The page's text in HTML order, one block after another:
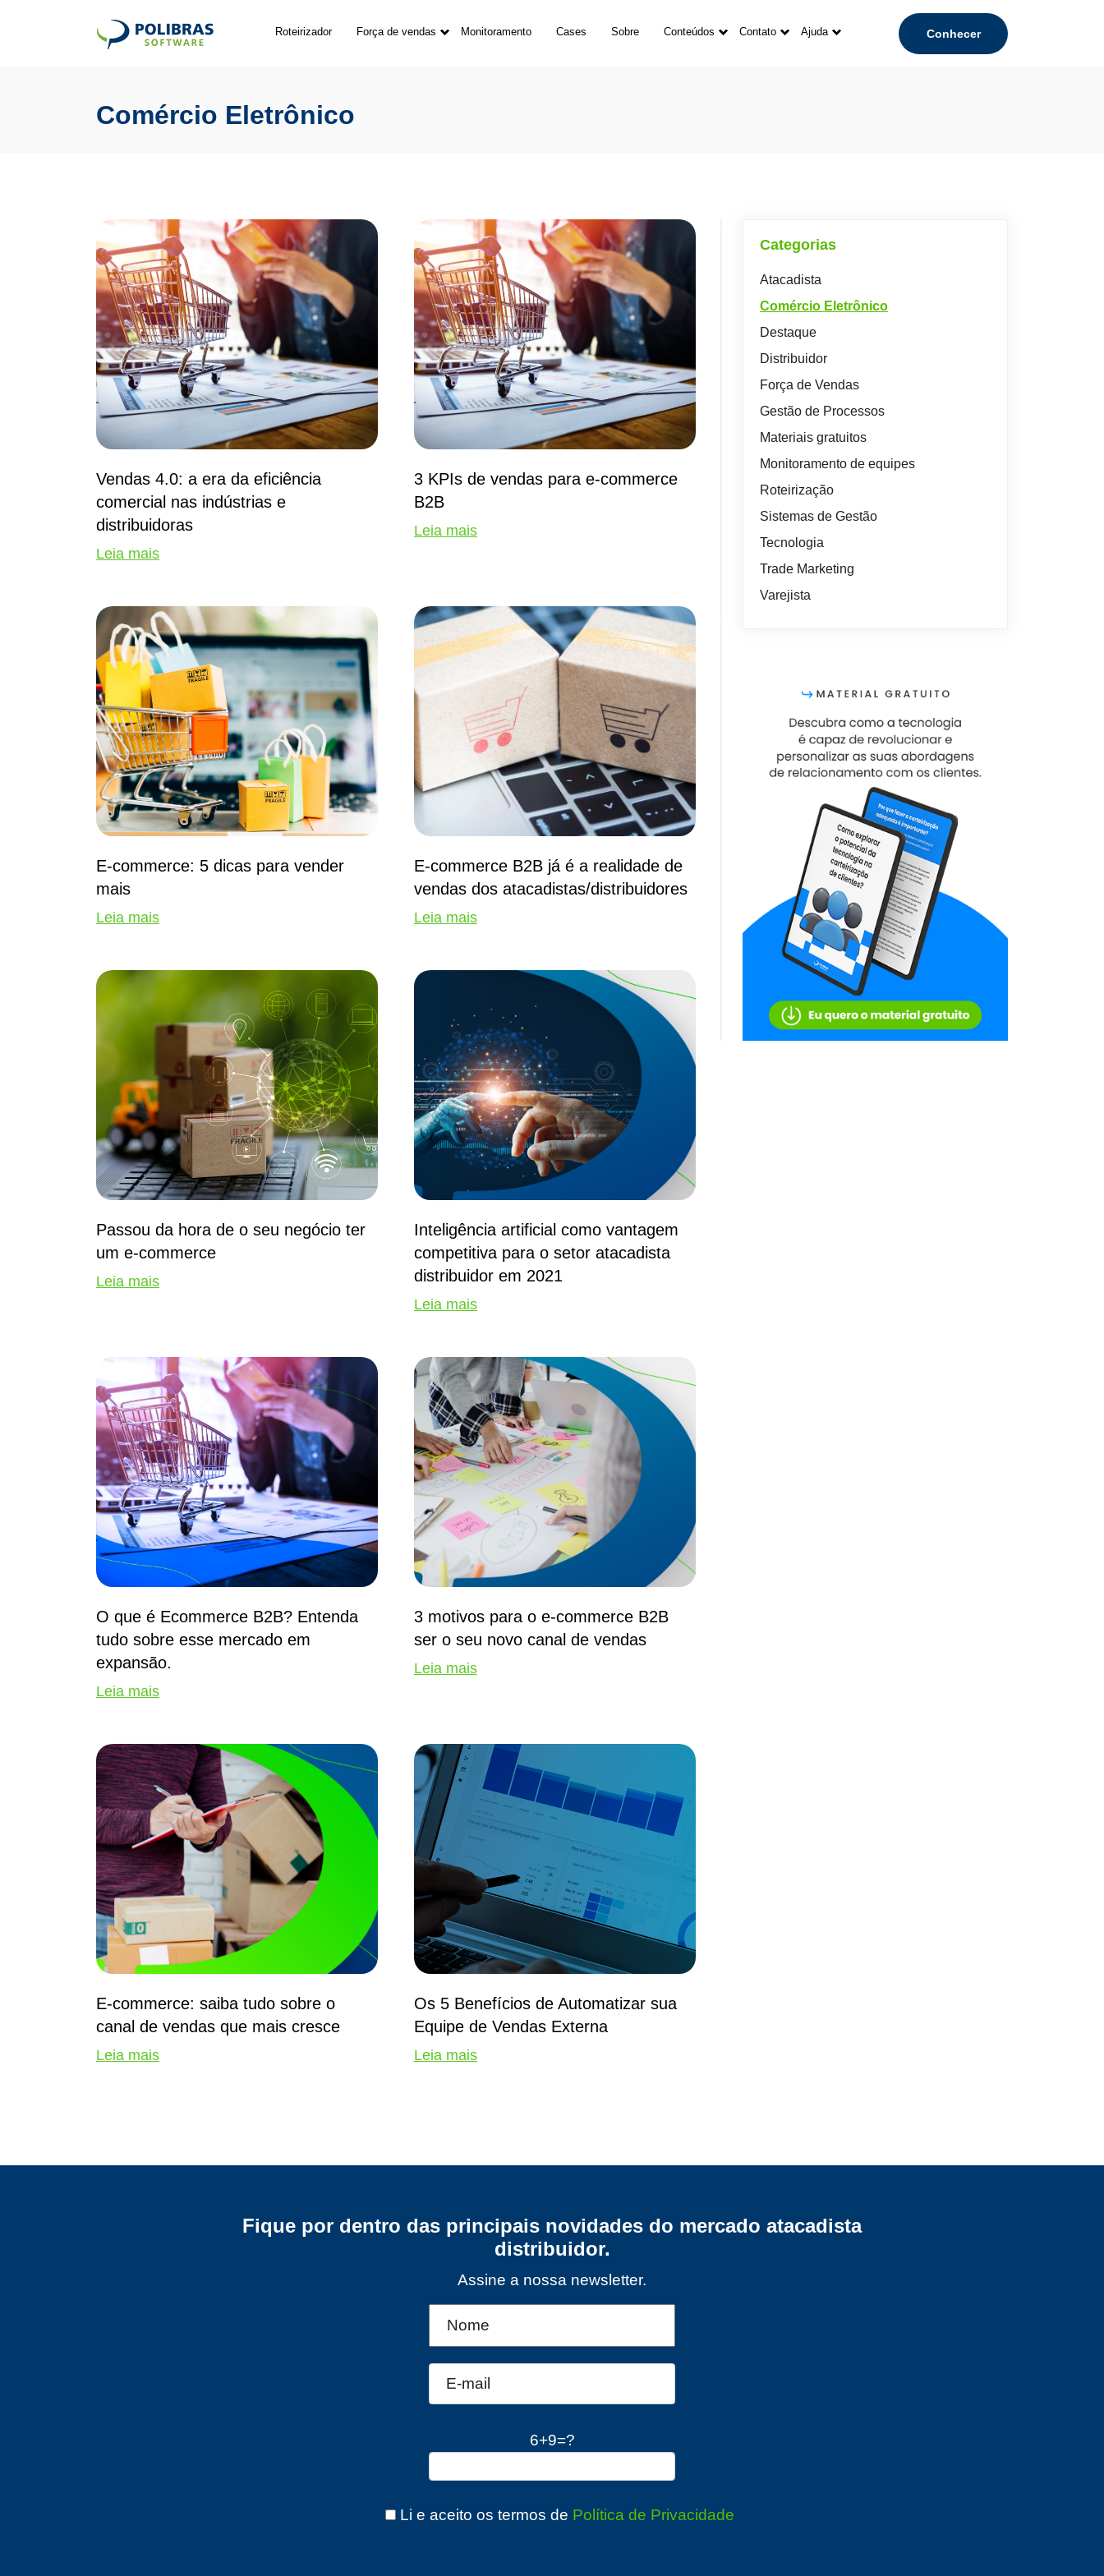
Roteirizador Força de vendas Monitoramento Cases Sobre Conteúdos Contato Ajuda Conhecer
Comércio Eletrônico
Vendas 4.0: a era da eficiência
comercial nas indústrias e
distribuidoras
Leia mais
3 KPIs de vendas para e-commerce
B2B
Leia mais
E-commerce: 5 dicas para vender
mais
Leia mais
E-commerce B2B já é a realidade de
vendas dos atacadistas/distribuidores
Leia mais
Passou da hora de o seu negócio ter
um e-commerce
Leia mais
Inteligência artificial como vantagem
competitiva para o setor atacadista
distribuidor em 2021
Leia mais
O que é Ecommerce B2B? Entenda
tudo sobre esse mercado em
expansão.
Leia mais
3 motivos para o e-commerce B2B
ser o seu novo canal de vendas
Leia mais
E-commerce: saiba tudo sobre o
canal de vendas que mais cresce
Leia mais
Os 5 Benefícios de Automatizar sua
Equipe de Vendas Externa
Leia mais
Categorias
Atacadista
Comércio Eletrônico
Destaque
Distribuidor
Força de Vendas
Gestão de Processos
Materiais gratuitos
Monitoramento de equipes
Roteirização
Sistemas de Gestão
Tecnologia
Trade Marketing
Varejista
Fique por dentro das principais novidades do mercado atacadista
distribuidor.
Assine a nossa newsletter.
6+9=?
Li e aceito os termos de Política de Privacidade